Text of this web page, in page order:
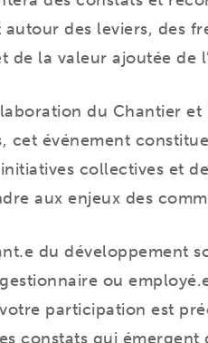
autour des leviers, des
de la valeur ajoutée de
du Chantier et
cet événement
collectives et
aux enjeux des
du développement
ou
participation est
constats qui émergent